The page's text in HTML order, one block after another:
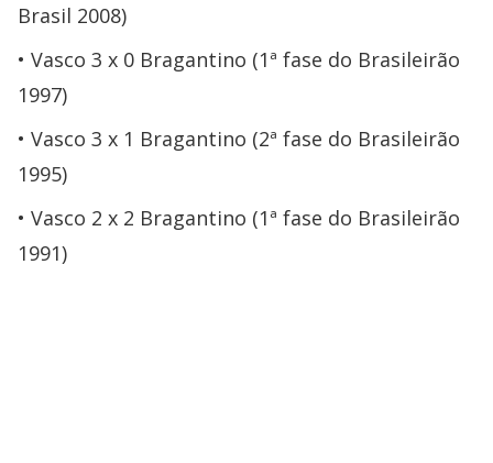
Brasil 2008)
Vasco 3 x 0 Bragantino (1ª fase do Brasileirão
1997)
Vasco 3 x 1 Bragantino (2ª fase do Brasileirão
1995)
Vasco 2 x 2 Bragantino (1ª fase do Brasileirão
1991)